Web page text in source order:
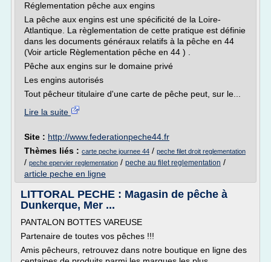
Réglementation pêche aux engins
La pêche aux engins est une spécificité de la Loire-
Atlantique. La règlementation de cette pratique est définie
dans les documents généraux relatifs à la pêche en 44
(Voir article Règlementation pêche en 44 ) .
Pêche aux engins sur le domaine privé
Les engins autorisés
Tout pêcheur titulaire d'une carte de pêche peut, sur le...
Lire la suite
Site : http://www.federationpeche44.fr
Thèmes liés : carte peche journee 44 / peche filet droit reglementation
/ peche epervier reglementation / peche au filet reglementation /
article peche en ligne
LITTORAL PECHE : Magasin de pêche à
Dunkerque, Mer ...
PANTALON BOTTES VAREUSE
Partenaire de toutes vos pêches !!!
Amis pêcheurs, retrouvez dans notre boutique en ligne des